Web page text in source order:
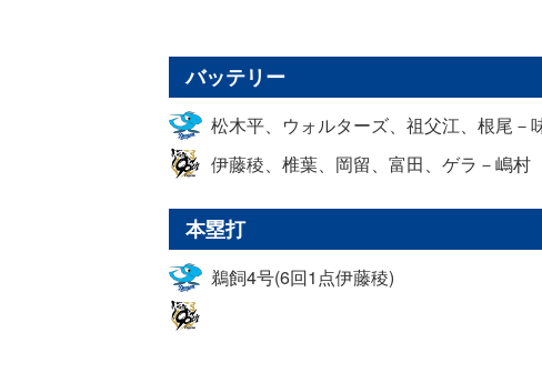
バッテリー
松木平、ウォルターズ、祖父江、根尾－
伊藤稜、椎葉、岡留、富田、ゲラ－嶋村
本塁打
鵜飼4号(6回1点伊藤稜)